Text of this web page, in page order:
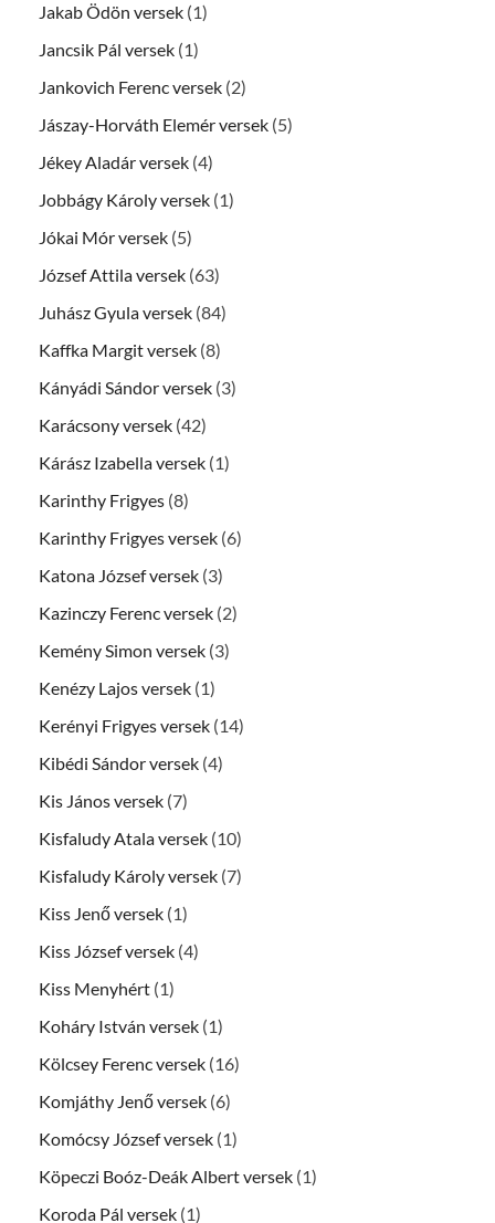
Jakab Ödön versek (1)
Jancsik Pál versek (1)
Jankovich Ferenc versek (2)
Jászay-Horváth Elemér versek (5)
Jékey Aladár versek (4)
Jobbágy Károly versek (1)
Jókai Mór versek (5)
József Attila versek (63)
Juhász Gyula versek (84)
Kaffka Margit versek (8)
Kányádi Sándor versek (3)
Karácsony versek (42)
Kárász Izabella versek (1)
Karinthy Frigyes (8)
Karinthy Frigyes versek (6)
Katona József versek (3)
Kazinczy Ferenc versek (2)
Kemény Simon versek (3)
Kenézy Lajos versek (1)
Kerényi Frigyes versek (14)
Kibédi Sándor versek (4)
Kis János versek (7)
Kisfaludy Atala versek (10)
Kisfaludy Károly versek (7)
Kiss Jenő versek (1)
Kiss József versek (4)
Kiss Menyhért (1)
Koháry István versek (1)
Kölcsey Ferenc versek (16)
Komjáthy Jenő versek (6)
Komócsy József versek (1)
Köpeczi Boóz-Deák Albert versek (1)
Koroda Pál versek (1)